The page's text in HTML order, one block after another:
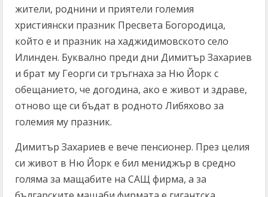
жители, роднини и приятели големия
християнски празник Пресвета Богородица,
който е и празник на хаджидимовското село
Илинден. Буквално преди дни Димитър Захариев
и брат му Георги си тръгнаха за Ню Йорк с
обещанието, че догодина, ако е живот и здраве,
отново ще си бъдат в родното Либяхово за
големия му празник.
Димитър Захариев е вече пенсионер. През целия
си живот в Ню Йорк е бил мениджър в средно
голяма за мащабите на САЩ фирма, а за